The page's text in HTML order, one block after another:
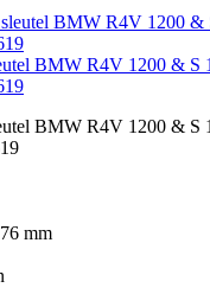
BMW R4V 1200 & S
BMW R4V 1200 & S
mm